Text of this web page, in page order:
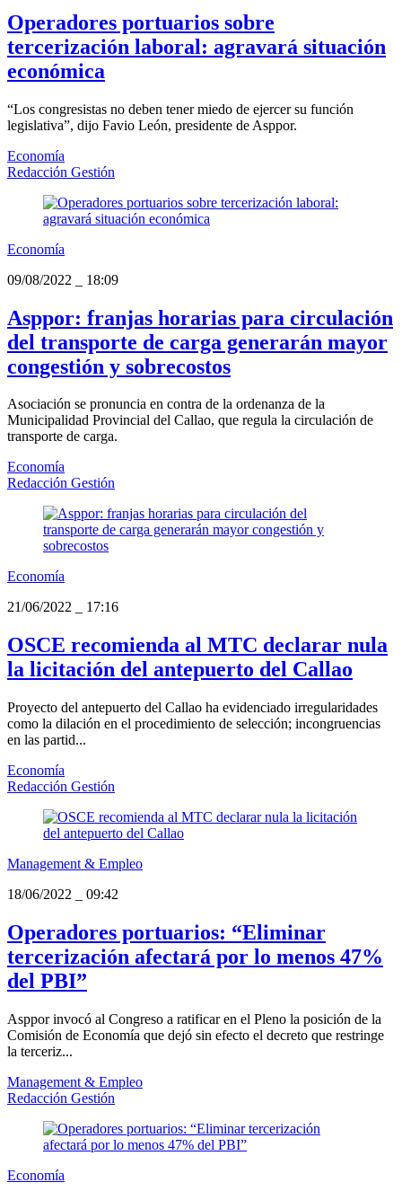
Operadores portuarios sobre
tercerización laboral: agravará situación
económica
“Los congresistas no deben tener miedo de ejercer su función
legislativa”, dijo Favio León, presidente de Asppor.
Economía
Redacción Gestión
Economía
09/08/2022
18:09
Asppor: franjas horarias para circulación
del transporte de carga generarán mayor
congestión y sobrecostos
Asociación se pronuncia en contra de la ordenanza de la
Municipalidad Provincial del Callao, que regula la circulación de
transporte de carga.
Economía
Redacción Gestión
Economía
21/06/2022
17:16
OSCE recomienda al MTC declarar nula
la licitación del antepuerto del Callao
Proyecto del antepuerto del Callao ha evidenciado irregularidades
como la dilación en el procedimiento de selección; incongruencias
en las partid...
Economía
Redacción Gestión
Management & Empleo
18/06/2022
09:42
Operadores portuarios: “Eliminar
tercerización afectará por lo menos 47%
del PBI”
Asppor invocó al Congreso a ratificar en el Pleno la posición de la
Comisión de Economía que dejó sin efecto el decreto que restringe
la terceriz...
Management & Empleo
Redacción Gestión
Economía